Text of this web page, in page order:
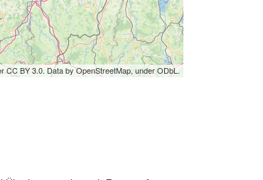
CC BY 3.0. Data by OpenStreetMap, under ODbL.